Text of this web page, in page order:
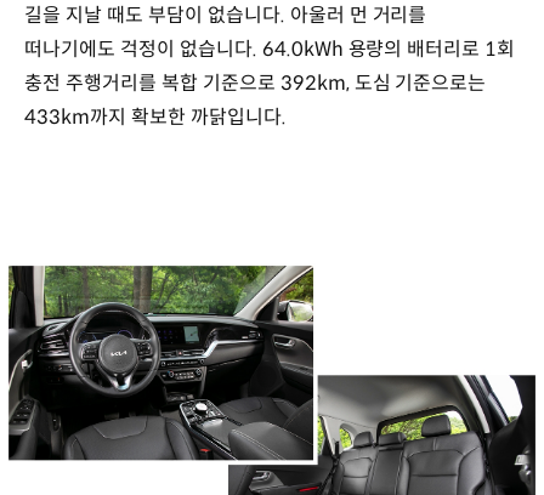
길을 지날 때도 부담이 없습니다. 아울러 먼 거리를
떠나기에도 걱정이 없습니다. 64.0kWh 용량의 배터리로 1회
충전 주행거리를 복합 기준으로 392km, 도심 기준으로는
433km까지 확보한 까닭입니다.